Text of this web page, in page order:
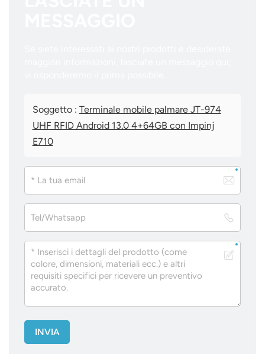
Soggetto : Terminale mobile palmare JT-974
UHF RFID Android 13.0 4+64GB con Impinj
E710
INVIA